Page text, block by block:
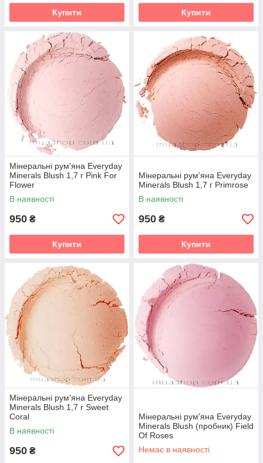
Купити Купити
Мінеральні рум'яна Everyday
Minerals Blush 1,7 г Pink For
Flower
В наявності
950 ₴
Купити
Мінеральні рум'яна Everyday
Minerals Blush 1,7 г Primrose
В наявності
950 ₴
Купити
Мінеральні рум'яна Everyday
Minerals Blush 1,7 г Sweet
Coral
В наявності
950 ₴
Мінеральні рум'яна Everyday
Minerals Blush (пробник) Field
Of Roses
Немає в наявності